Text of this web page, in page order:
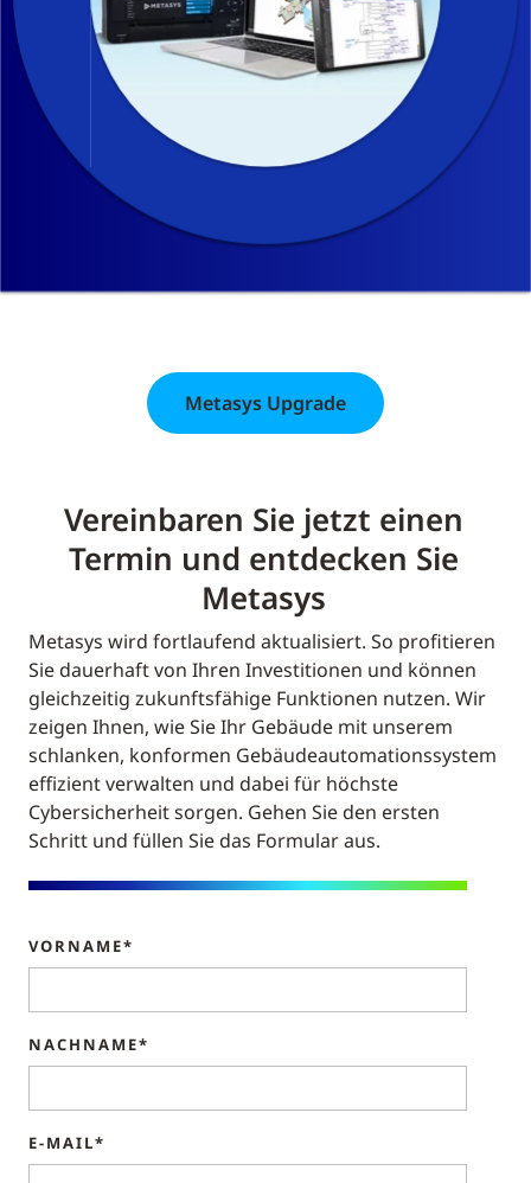
Metasys Upgrade
Vereinbaren Sie jetzt einen
Termin und entdecken Sie
Metasys
Metasys wird fortlaufend aktualisiert. So profitieren
Sie dauerhaft von Ihren Investitionen und können
gleichzeitig zukunftsfähige Funktionen nutzen. Wir
zeigen Ihnen, wie Sie Ihr Gebäude mit unserem
schlanken, konformen Gebäudeautomationssystem
effizient verwalten und dabei für höchste
Cybersicherheit sorgen. Gehen Sie den ersten
Schritt und füllen Sie das Formular aus.
VORNAME*
NACHNAME*
E-MAIL*